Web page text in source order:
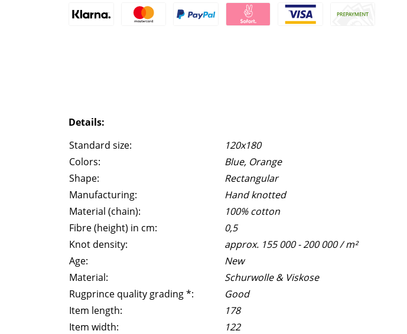
Details:
Standard size:
120x180
Colors:
Blue, Orange
Shape:
Rectangular
Manufacturing:
Hand knotted
Material (chain):
100% cotton
Fibre (height) in cm:
0,5
Knot density:
approx. 155 000 - 200 000 / m²
Age:
New
Material:
Schurwolle & Viskose
Rugprince quality grading *:
Good
Item length:
178
Item width:
122